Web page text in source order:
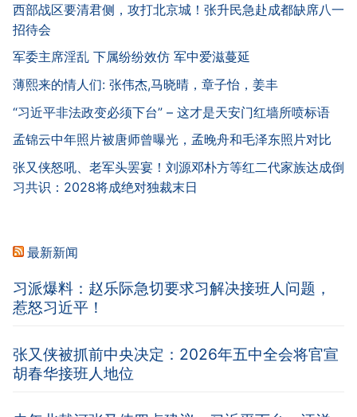
西部战区要清君侧，攻打北京城！张升民急赴成都缺席八一
招待会
军委主席淫乱 下属纷纷效仿 军中爱滋蔓延
薄熙来的情人们: 张伟杰,马晓晴，章子怡，姜丰
“习近平非法政变必须下台” – 这才是天安门红墙所喷标语
孟锦云中年照片被唐师曾曝光，孟晚舟和毛泽东照片对比
张又侠怒吼、老军头罢宴！刘源邓朴方等红二代家族达成倒
习共识：2028将成绝对独裁末日
最新新闻
习派爆料：赵乐际急切要求习解决接班人问题，
惹怒习近平！
张又侠被抓前中央决定：2026年五中全会将官宣
胡春华接班人地位